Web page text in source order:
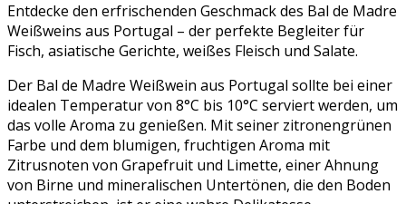
Entdecke den erfrischenden Geschmack des Bal de Madre
Weißweins aus Portugal – der perfekte Begleiter für
Fisch, asiatische Gerichte, weißes Fleisch und Salate.
Der Bal de Madre Weißwein aus Portugal sollte bei einer
idealen Temperatur von 8°C bis 10°C serviert werden, um
das volle Aroma zu genießen. Mit seiner zitronengrünen
Farbe und dem blumigen, fruchtigen Aroma mit
Zitrusnoten von Grapefruit und Limette, einer Ahnung
von Birne und mineralischen Untertönen, die den Boden